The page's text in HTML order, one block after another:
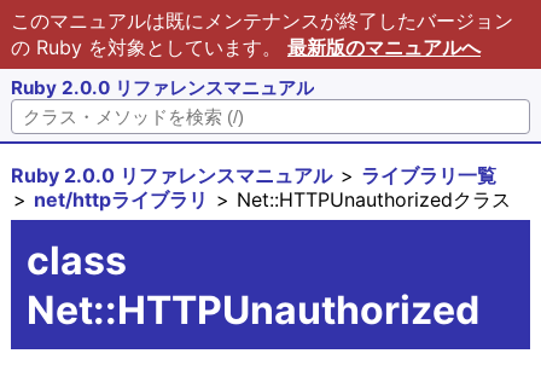
このマニュアルは既にメンテナンスが終了したバージョン
の Ruby を対象としています。 最新版のマニュアルへ
Ruby 2.0.0 リファレンスマニュアル
Ruby 2.0.0 リファレンスマニュアル
ライブラリ一覧
net/httpライブラリ
Net::HTTPUnauthorizedクラス
class
Net::HTTPUnauthorized